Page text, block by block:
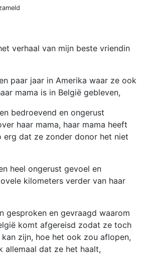
verhaal van mijn beste vriendin
paar jaar in Amerika waar ze ook
mama is in België gebleven,
bedroevend en ongerust
haar mama, haar mama heeft
erg dat ze zonder donor het niet
heel ongerust gevoel en
kilometers verder van haar
gesproken en gevraagd waarom
komt afgereisd zodat ze toch
zijn, hoe het ook zou aflopen,
allemaal dat ze het haalt,